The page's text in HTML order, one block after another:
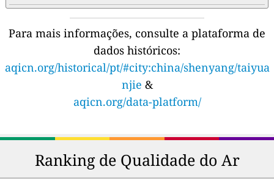
Para mais informações, consulte a plataforma de
dados históricos:
aqicn.org/historical/pt/#city:china/shenyang/taiyua
njie &
aqicn.org/data-platform/
Ranking de Qualidade do Ar